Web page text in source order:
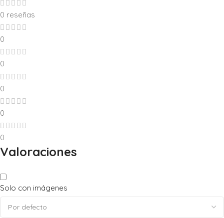
0 reseñas
0
0
0
0
0
Valoraciones
Solo con imágenes